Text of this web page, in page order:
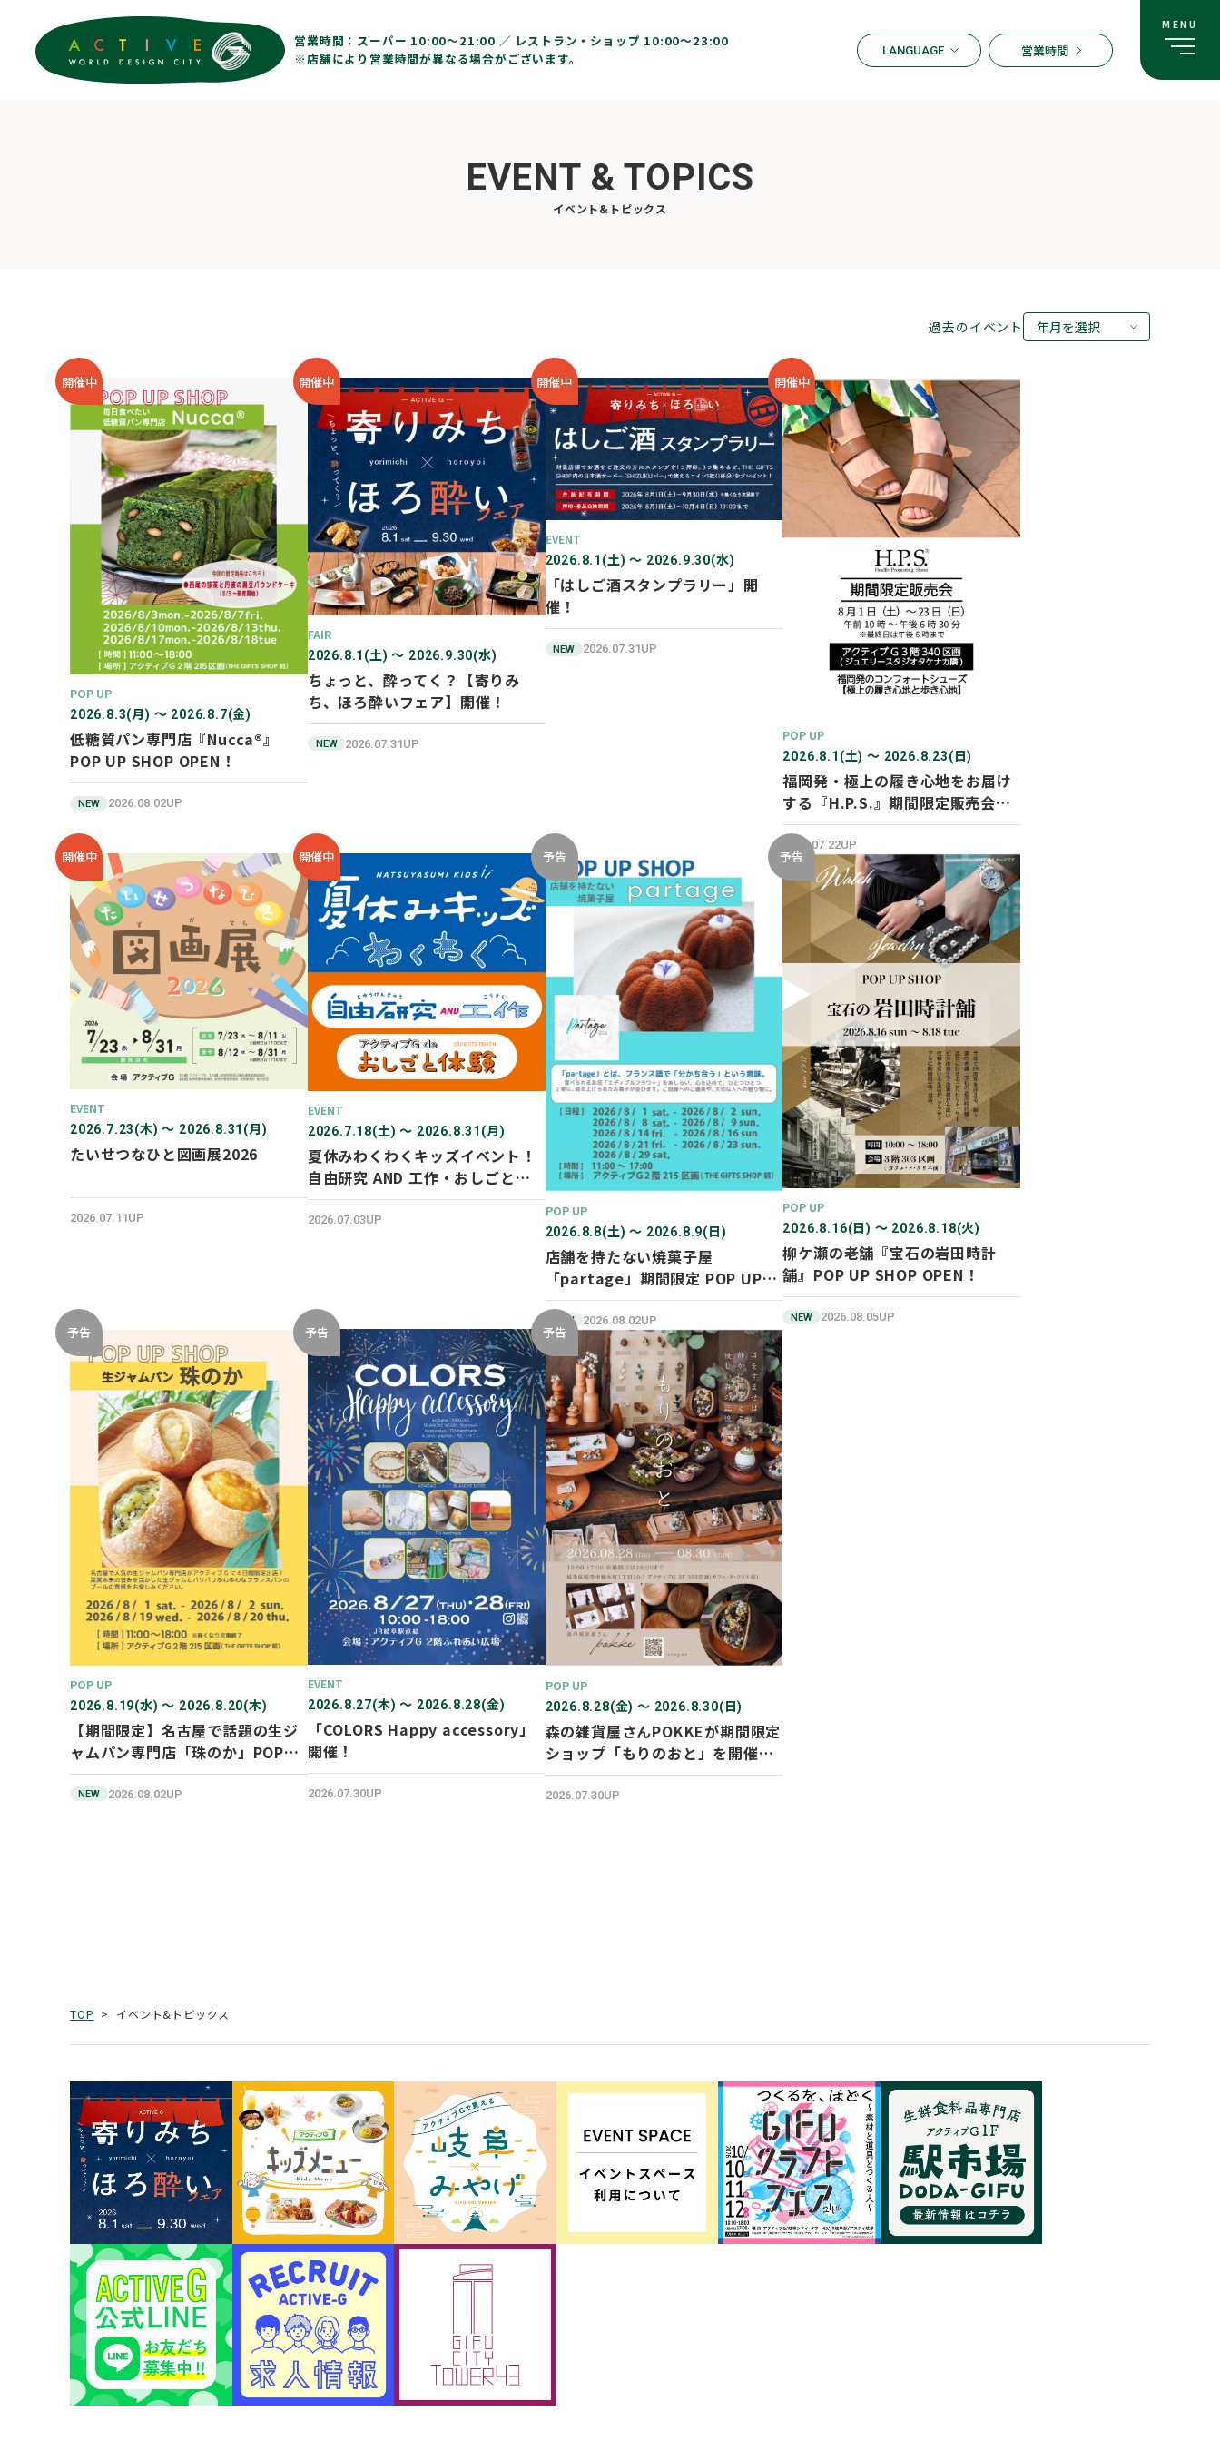
営業時間： スーパー 10:00〜21:00 ／ レストラン・ショップ 10:00～23:00
※店舗により営業時間が異なる場合がございます。
LANGUAGE 営業時間
EVENT & TOPICS
イベント&トピックス
過去のイベント
年月を選択
開催中
POP UP
2026.8.3(月) 〜 2026.8.7(金)
低糖質パン専門店『Nucca®』
POP UP SHOP OPEN！
NEW 2026.08.02UP
開催中
FAIR
2026.8.1(土) 〜 2026.9.30(水)
ちょっと、酔ってく？【寄りみ
ち、ほろ酔いフェア】開催！
NEW 2026.07.31UP
開催中
EVENT
2026.8.1(土) 〜 2026.9.30(水)
「はしご酒スタンプラリー」開
催！
NEW 2026.07.31UP
開催中
POP UP
2026.8.1(土) 〜 2026.8.23(日)
福岡発・極上の履き心地をお届け
する『H.P.S.』期間限定販売会を
開催✨
2026.07.22UP
開催中
EVENT
2026.7.23(木) 〜 2026.8.31(月)
たいせつなひと図画展2026
2026.07.11UP
開催中
EVENT
2026.7.18(土) 〜 2026.8.31(月)
夏休みわくわくキッズイベント！
自由研究 AND 工作・おしごと体
験！
2026.07.03UP
予告
POP UP
2026.8.8(土) 〜 2026.8.9(日)
店舗を持たない焼菓子屋
「partage」期間限定 POP UP
SHOP オープン！
NEW 2026.08.02UP
予告
POP UP
2026.8.16(日) 〜 2026.8.18(火)
柳ケ瀬の老舗『宝石の岩田時計
舗』POP UP SHOP OPEN！
NEW 2026.08.05UP
予告
POP UP
2026.8.19(水) 〜 2026.8.20(木)
【期間限定】名古屋で話題の生ジ
ャムパン専門店「珠のか」POP
UP SHOP
NEW 2026.08.02UP
予告
EVENT
2026.8.27(木) 〜 2026.8.28(金)
「COLORS Happy accessory」
開催！
2026.07.30UP
予告
POP UP
2026.8.28(金) 〜 2026.8.30(日)
森の雑貨屋さんPOKKEが期間限定
ショップ「もりのおと」を開催し
ます！
2026.07.30UP
TOP イベント&トピックス